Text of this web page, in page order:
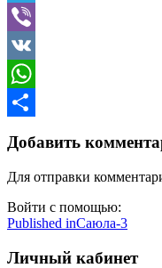
Telegram
Viber
VK
WhatsApp
Добавить
Для отправки
Войти с помощью:
Навигация
по
Published inСаюла-3
Личный кабинет